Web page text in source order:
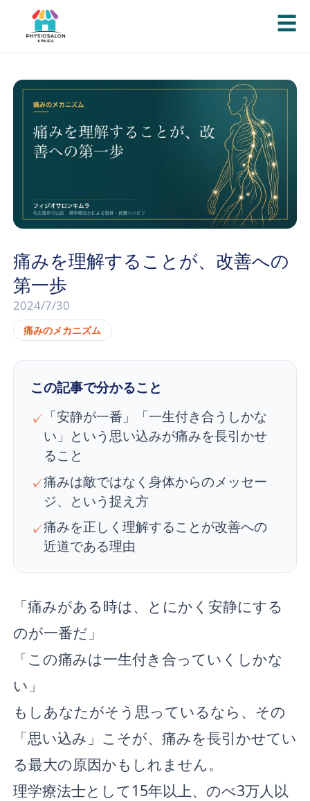
☰
痛みを理解することが、改善への
第一歩
2024/7/30
痛みのメカニズム
この記事で分かること
✓ 「安静が一番」「一生付き合うしかな
い」という思い込みが痛みを長引かせ
ること
✓痛みは敵ではなく身体からのメッセー
ジ、という捉え方
✓痛みを正しく理解することが改善への
近道である理由
「痛みがある時は、とにかく安静にする
のが一番だ」
「この痛みは一生付き合っていくしかな
い」
もしあなたがそう思っているなら、その
「思い込み」こそが、痛みを長引かせてい
る最大の原因かもしれません。
理学療法士として15年以上、のべ3万人以